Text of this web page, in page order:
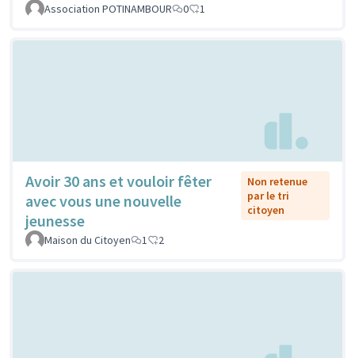
Association POTINAMBOUR 0 1
Avoir 30 ans et vouloir fêter
avec vous une nouvelle
jeunesse
Non retenue
par le tri
citoyen
Maison du Citoyen 1 2